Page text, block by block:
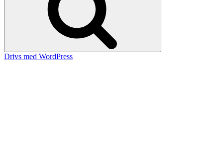
Drivs med WordPress